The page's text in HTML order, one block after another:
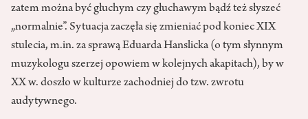
zatem można być głuchym czy głuchawym bądź też słyszeć
„normalnie”. Sytuacja zaczęła się zmieniać pod koniec XIX
stulecia, m.in. za sprawą Eduarda Hanslicka (o tym słynnym
muzykologu szerzej opowiem w kolejnych akapitach), by w
XX w. doszło w kulturze zachodniej do tzw. zwrotu
audytywnego.